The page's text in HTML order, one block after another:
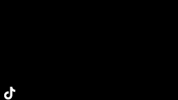
otwiera się w nowym oknie.
otwiera się w nowym oknie.
Strona otwiera się w nowym oknie.
na YouTube. Strona otwiera się w nowym
Profil na Instagram. Strona otwiera się